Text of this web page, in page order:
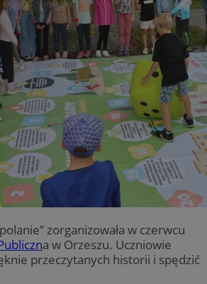
zorganizowała w czerwcu
a w Orzeszu. Uczniowie
przeczytanych historii i spędzić